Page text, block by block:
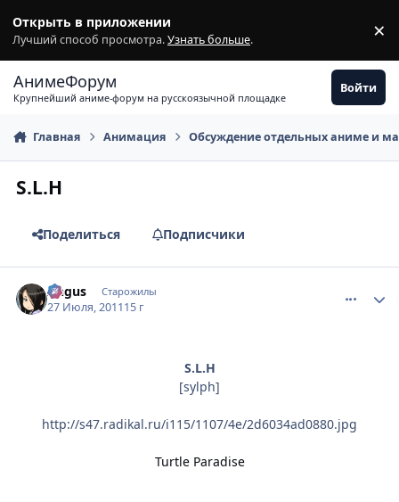
Открыть в приложении
Лучший способ просмотра.Узнать больше. ×
АнимеФорум
Крупнейший аниме-форум на русскоязычной площадке
Войти
Главная Анимация Обсуждение отдельных аниме и
S.L.H
Поделиться Подписчики
Angus Старожилы
27 Июля, 201115 г
S.L.H
[sylph]
http://s47.radikal.ru/i115/1107/4e/2d6034ad0880.jpg
Turtle Paradise